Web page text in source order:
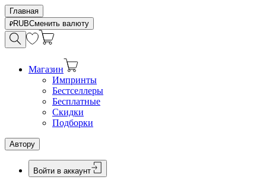
Главная
RUBСменить валюту
Магазин
Импринты
Бестселлеры
Бесплатные
Скидки
Подборки
Автору
Войти в аккаунт